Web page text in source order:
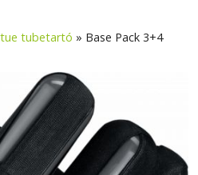
tubetartó » Base Pack 3+4